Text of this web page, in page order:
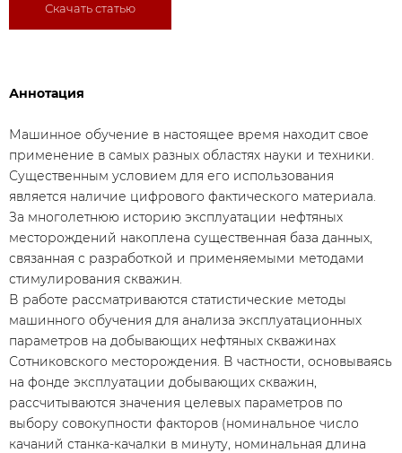
Скачать статью
Аннотация
Машинное обучение в настоящее время находит свое
применение в самых разных областях науки и техники.
Существенным условием для его использования
является наличие цифрового фактического материала.
За многолетнюю историю эксплуатации нефтяных
месторождений накоплена существенная база данных,
связанная с разработкой и применяемыми методами
стимулирования скважин.
В работе рассматриваются статистические методы
машинного обучения для анализа эксплуатационных
параметров на добывающих нефтяных скважинах
Сотниковского месторождения. В частности, основываясь
на фонде эксплуатации добывающих скважин,
рассчитываются значения целевых параметров по
выбору совокупности факторов (номинальное число
качаний станка-качалки в минуту, номинальная длина